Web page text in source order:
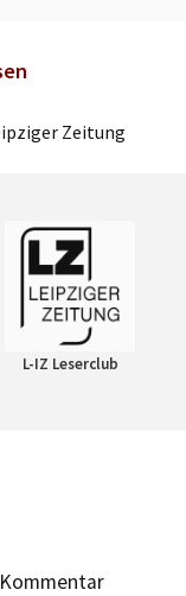
Zeitung
L-IZ Leserclub